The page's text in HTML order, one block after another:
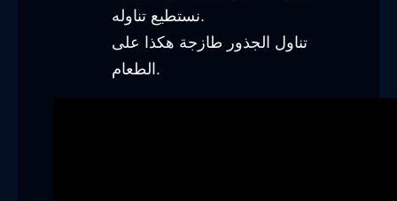
نستطيع تناوله.
تناول الجذور طازجة هكذا على
الطعام.